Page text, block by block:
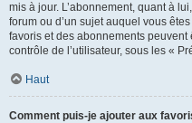
mis à jour. L’abonnement, quant à
forum ou d’un sujet auquel vous
favoris et des abonnements
contrôle de l’utilisateur, sous les «
Haut
Comment puis-je ajouter aux